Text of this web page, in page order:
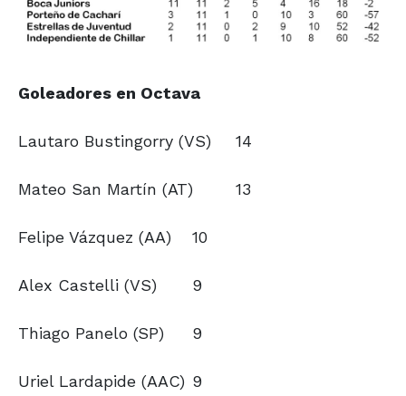
Goleadores en Octava
Lautaro Bustingorry (VS) 14
Mateo San Martín (AT) 13
Felipe Vázquez (AA) 10
Alex Castelli (VS) 9
Thiago Panelo (SP) 9
Uriel Lardapide (AAC) 9